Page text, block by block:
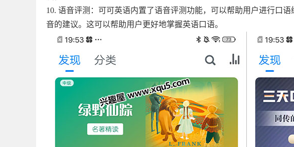
10. 语音评测：可可英语内置了语音评测功能，可以帮助用户进行口
音的建议。这可以帮助用户更好地掌握英语口语。